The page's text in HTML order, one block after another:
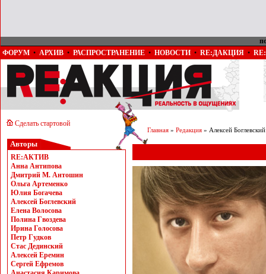
ФОРУМ • АРХИВ • РАСПРОСТРАНЕНИЕ • НОВОСТИ • RE:ДАКЦИЯ •
Сделать стартовой
Авторы
RE:АКТИВ
Анна Антипова
Дмитрий М. Антошин
Ольга Артеменко
Юлия Богачева
Алексей Боглевский
Елена Волосова
Полина Гвоздева
Ирина Голосова
Петр Гудков
Стас Дединский
Алексей Еремин
Сергей Ефремов
Главная » Редакция » Алексей Боглевский